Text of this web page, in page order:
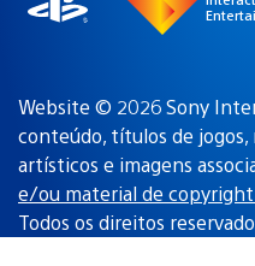
Website © 2026 Sony
conteúdo, títulos de jogos,
artísticos e imagens
e/ou material de
Todos os direitos